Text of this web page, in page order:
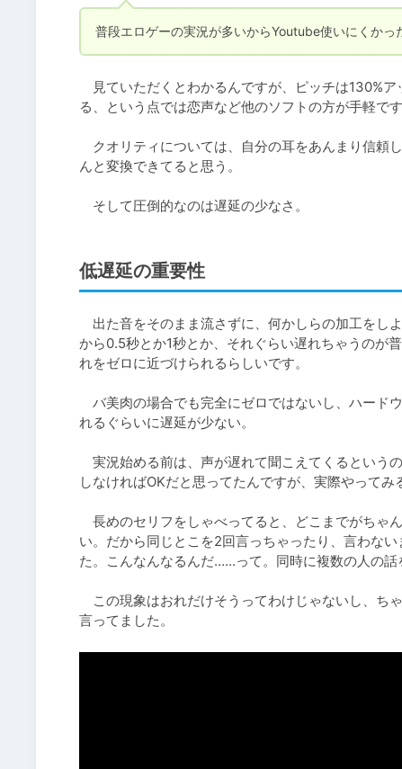
普段エロゲーの実況が多いからYoutube使いにくか
見ていただくとわかるんですが、ピッチは130%
る、という点では恋声など他のソフトの方が手軽で
クオリティについては、自分の耳をあんまり信頼
んと変換できてると思う。
そして圧倒的なのは遅延の少なさ。
低遅延の重要性
出た音をそのまま流さずに、何かしらの加工をし
から0.5秒とか1秒とか、それぐらい遅れちゃうのが
れをゼロに近づけられるらしいです。
バ美肉の場合でも完全にゼロではないし、ハード
れるぐらいに遅延が少ない。
実況始める前は、声が遅れて聞こえてくるという
しなければOKだと思ってたんですが、実際やってみ
長めのセリフをしゃべってると、どこまでがちゃ
い。だから同じとこを2回言っちゃったり、言わな
た。こんなんなるんだ……って。同時に複数の人の話
この現象はおれだけそうってわけじゃないし、ち
言ってました。